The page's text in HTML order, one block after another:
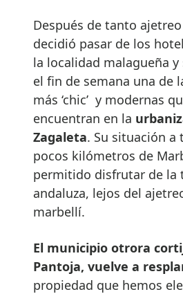
Después de tanto
decidió pasar de los
la localidad malagueña
el fin de semana una de
más ‘chic’ y modernas
encuentran en la
Zagaleta. Su situación a
pocos kilómetros de
permitido disfrutar de la
andaluza, lejos del
marbellí.
El municipio otrora
Pantoja, vuelve a
propiedad que hemos